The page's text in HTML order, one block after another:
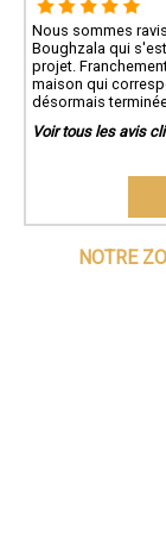
Nous sommes
Boughzala qui
projet.
maison qui
désormais
Voir tous les avis
NOTRE